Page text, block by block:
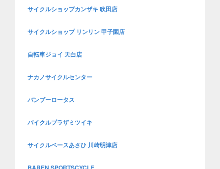
サイクルショップカンザキ 吹田店
サイクルショップ リンリン 甲子園店
自転車ジョイ 天白店
ナカノサイクルセンター
バンブーロータス
バイクルプラザミツイキ
サイクルベースあさひ 川崎明津店